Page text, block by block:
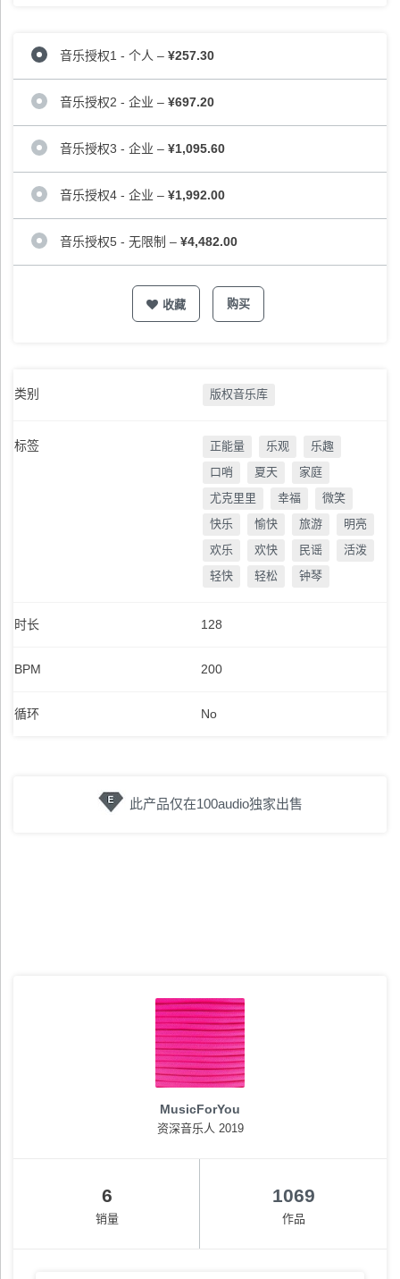
音乐授权1 - 个人 – ¥257.30
音乐授权2 - 企业 – ¥697.20
音乐授权3 - 企业 – ¥1,095.60
音乐授权4 - 企业 – ¥1,992.00
音乐授权5 - 无限制 – ¥4,482.00
收藏 购买
类别 版权音乐库
标签 正能量 乐观
乐趣
口哨
夏天
家庭
尤克里里
幸福
微笑
快乐
愉快 旅游
明亮
欢乐
欢快 民谣
活泼
轻快
轻松 钟琴
时长 128
BPM 200
循环 No
此产品仅在100audio独家出售
MusicForYou
资深音乐人 2019
6
销量
1069
作品